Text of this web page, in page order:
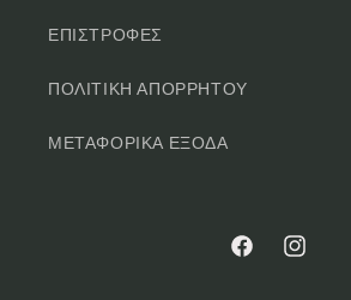
ΕΠΙΣΤΡΟΦΕΣ
ΠΟΛΙΤΙΚΗ ΑΠΟΡΡΗΤΟΥ
ΜΕΤΑΦΟΡΙΚΑ ΕΞΟΔΑ
FacebookInstagram